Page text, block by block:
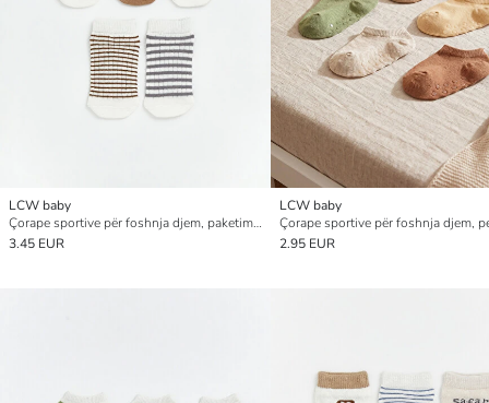
LCW baby
Çorape sportive për foshnja djem, paketim 5-copësh
3.45 EUR
LCW baby
2.95 EUR